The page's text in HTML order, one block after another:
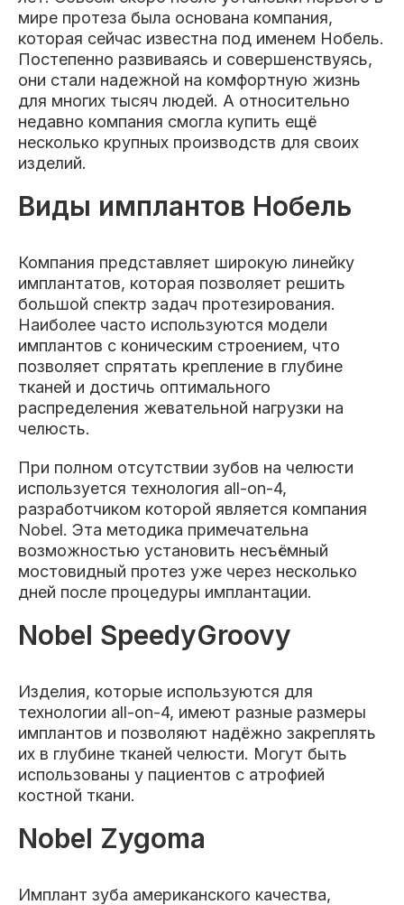
мире протеза была основана компания,
которая сейчас известна под именем Нобель.
Постепенно развиваясь и совершенствуясь,
они стали надежной на комфортную жизнь
для многих тысяч людей. А относительно
недавно компания смогла купить ещё
несколько крупных производств для своих
изделий.
Виды имплантов Нобель
Компания представляет широкую линейку
имплантатов, которая позволяет решить
большой спектр задач протезирования.
Наиболее часто используются модели
имплантов с коническим строением, что
позволяет спрятать крепление в глубине
тканей и достичь оптимального
распределения жевательной нагрузки на
челюсть.
При полном отсутствии зубов на челюсти
используется технология all-on-4,
разработчиком которой является компания
Nobel. Эта методика примечательна
возможностью установить несъёмный
мостовидный протез уже через несколько
дней после процедуры имплантации.
Nobel SpeedyGroovy
Изделия, которые используются для
технологии all-on-4, имеют разные размеры
имплантов и позволяют надёжно закреплять
их в глубине тканей челюсти. Могут быть
использованы у пациентов с атрофией
костной ткани.
Nobel Zygoma
Имплант зуба американского качества,